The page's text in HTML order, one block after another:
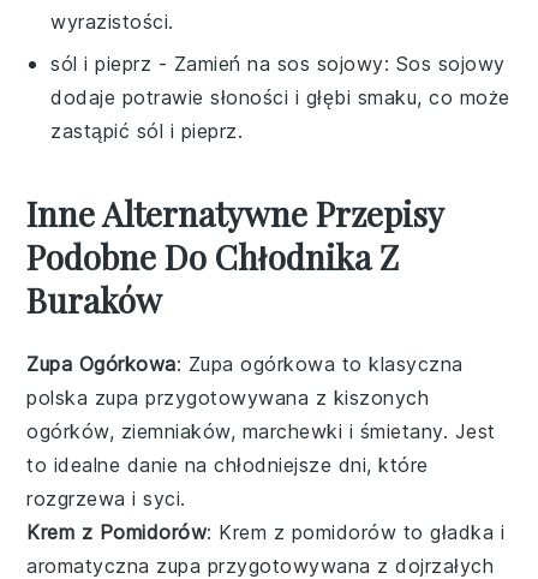
wyrazistości.
sól i pieprz - Zamień na sos sojowy: Sos sojowy
dodaje potrawie słoności i głębi smaku, co może
zastąpić sól i pieprz.
Inne Alternatywne Przepisy
Podobne Do Chłodnika Z
Buraków
Zupa Ogórkowa: Zupa ogórkowa to klasyczna
polska zupa przygotowywana z kiszonych
ogórków, ziemniaków, marchewki i śmietany. Jest
to idealne danie na chłodniejsze dni, które
rozgrzewa i syci.
Krem z Pomidorów: Krem z pomidorów to gładka i
aromatyczna zupa przygotowywana z dojrzałych